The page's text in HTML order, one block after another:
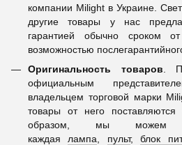
компании Milight в Украине.
другие товары у нас
гарантией обычно сроком
возможностью
Оригинальность товаров.
официальным
владельцем торговой марки
товары от него
образом, мы можем
каждаялампа, пульт,блок